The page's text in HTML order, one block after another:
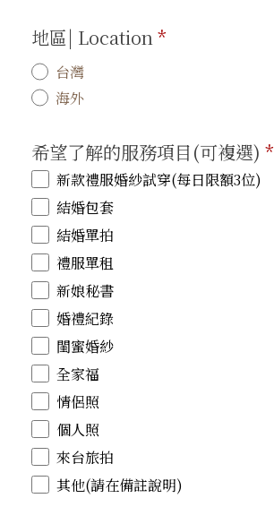
地區| Location*
台灣
海外
希望了解的服務項目(可複選) *
新款禮服婚紗試穿(每日限額3位)
結婚包套
結婚單拍
禮服單租
新娘秘書
婚禮紀錄
閨蜜婚紗
全家福
情侶照
個人照
來台旅拍
其他(請在備註說明)